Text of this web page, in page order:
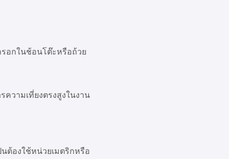
อกในช้อนโต๊ะหรือถ้วย
วามเที่ยงตรงสูงในงาน
ต้องใช้หน่วยเมตริกหรือ